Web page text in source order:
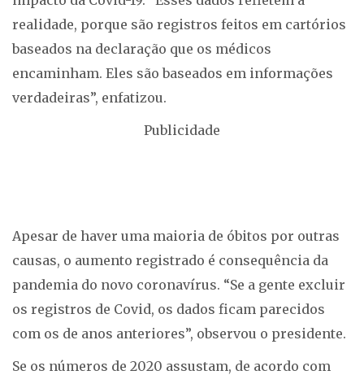
realidade, porque são registros feitos em cartórios
baseados na declaração que os médicos
encaminham. Eles são baseados em informações
verdadeiras”, enfatizou.
Publicidade
Apesar de haver uma maioria de óbitos por outras
causas, o aumento registrado é consequência da
pandemia do novo coronavírus. “Se a gente excluir
os registros de Covid, os dados ficam parecidos
com os de anos anteriores”, observou o presidente.
Se os números de 2020 assustam, de acordo com